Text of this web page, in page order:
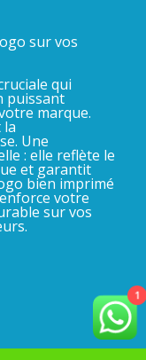
sur vos
qui
puissant
marque.
la
Une
: elle reflète le
et garantit
bien imprimé
votre
sur vos
1